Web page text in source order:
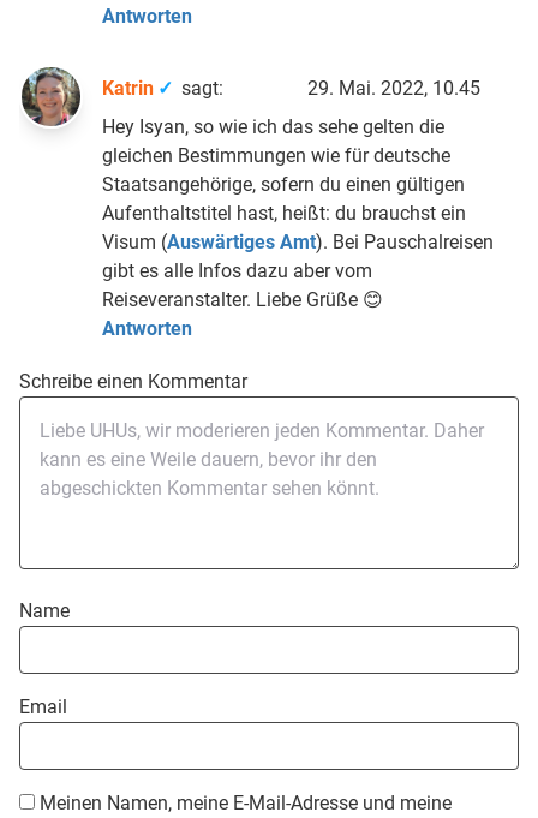
Antworten
Katrin sagt:
29. Mai. 2022, 10.45
Hey Isyan, so wie ich das sehe gelten die
gleichen Bestimmungen wie für deutsche
Staatsangehörige, sofern du einen gültigen
Aufenthaltstitel hast, heißt: du brauchst ein
Visum (Auswärtiges Amt). Bei Pauschalreisen
gibt es alle Infos dazu aber vom
Reiseveranstalter. Liebe Grüße 😊
Antworten
Schreibe einen Kommentar
Name
Email
Meinen Namen, meine E-Mail-Adresse und meine